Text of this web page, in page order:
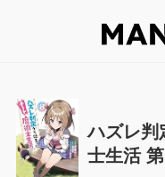
ハズレ判
士生活